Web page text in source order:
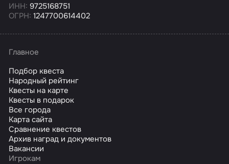
ИНН: 9725168751
ОГРН: 1247700614402
Главное
Подбор квеста
Народный рейтинг
Квесты на карте
Квесты в подарок
Все города
Карта сайта
Сравнение квестов
Архив наград и документов
Вакансии
Игрокам